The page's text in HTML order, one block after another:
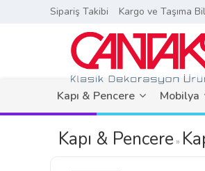
Sipariş Takibi Kargo ve Taşıma
Kapı & Pencere Mobilya
Kapı & Pencere »